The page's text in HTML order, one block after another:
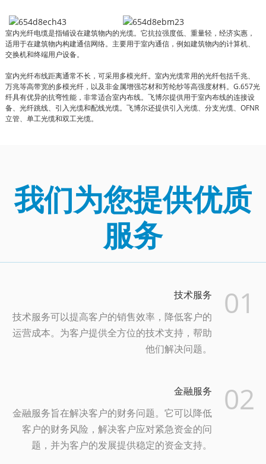
室内光纤电缆是指铺设在建筑物内的光缆。它抗拉强度低、重量轻，经济实惠，
适用于在建筑物内构建通信网络。主要用于室内通信，例如建筑物内的计算机、
交换机和终端用户设备。
室内光纤布线距离通常不长，可采用多模光纤。室内光缆常用的光纤包括千兆、
万兆等高带宽的多模光纤，以及非金属增强芯材和芳纶纱等高强度材料。G.657光
纤具有优异的抗弯性能，非常适合室内布线。飞博尔提供用于室内布线的连接设
备、光纤跳线、引入光缆和配线光缆。飞博尔还提供引入光缆、分支光缆、OFNR
立管、单工光缆和双工光缆。
我们为您提供优质
服务
01
技术服务
技术服务可以提高客户的销售效率，降低客户的
运营成本。为客户提供全方位的技术支持，帮助
他们解决问题。
02
金融服务
金融服务旨在解决客户的财务问题。它可以降低
客户的财务风险，解决客户应对紧急资金的问
题，并为客户的发展提供稳定的资金支持。